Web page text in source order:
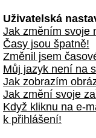
Uživatelská
Jak změním svoje
Časy jsou špatně!
Změnil jsem
Můj jazyk není na
Jak zobrazím
Jak změní svoje
Když kliknu na e-
k přihlášení!